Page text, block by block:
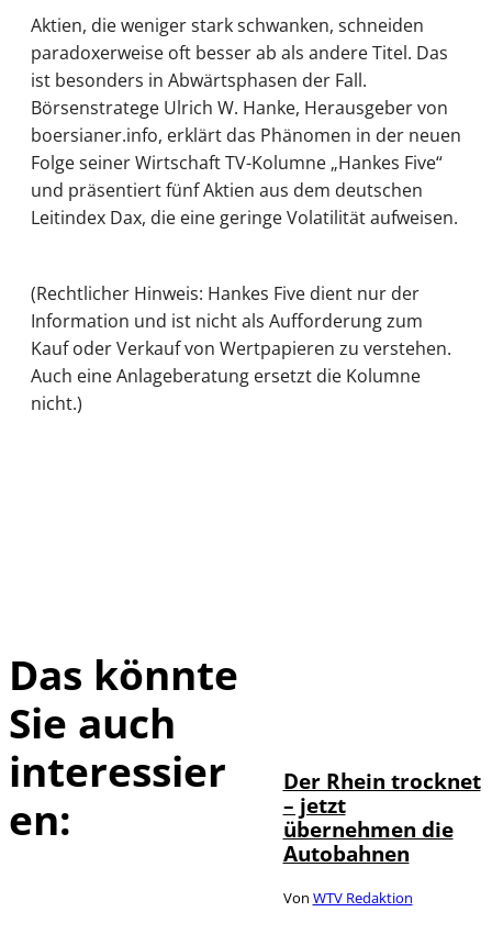
Aktien, die weniger stark schwanken, schneiden
paradoxerweise oft besser ab als andere Titel. Das
ist besonders in Abwärtsphasen der Fall.
Börsenstratege Ulrich W. Hanke, Herausgeber von
boersianer.info, erklärt das Phänomen in der neuen
Folge seiner Wirtschaft TV-Kolumne „Hankes Five“
und präsentiert fünf Aktien aus dem deutschen
Leitindex Dax, die eine geringe Volatilität aufweisen.
(Rechtlicher Hinweis: Hankes Five dient nur der
Information und ist nicht als Aufforderung zum
Kauf oder Verkauf von Wertpapieren zu verstehen.
Auch eine Anlageberatung ersetzt die Kolumne
nicht.)
Das könnte
Sie auch
interessier
en:
Der Rhein trocknet
– jetzt
übernehmen die
Autobahnen
Von WTV Redaktion